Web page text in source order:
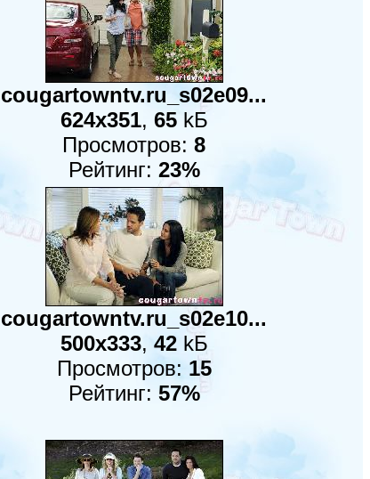
cougartowntv.ru_s02e09...
624x351, 65kБ
Просмотров: 8
Рейтинг: 23%
cougartowntv.ru_s02e10...
500x333, 42kБ
Просмотров: 15
Рейтинг: 57%